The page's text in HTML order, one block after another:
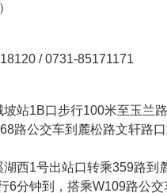
/ 0731-85171171
坡站1B口步行100米至玉兰
路公交车到麓松路文轩路
湖西1号出站口转乘359路到
6分钟到，搭乘W109路公